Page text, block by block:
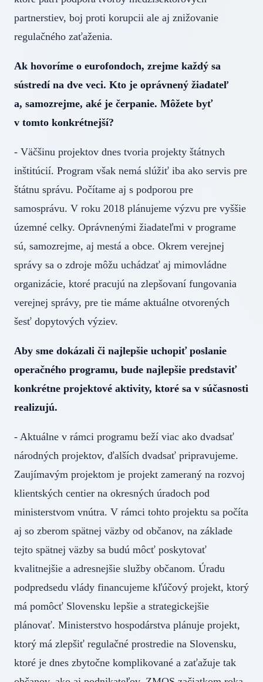
partnerstiev, boj proti korupcii ale aj znižovanie
regulačného zaťaženia.
Ak hovoríme o eurofondoch, zrejme každý sa
sústredí na dve veci. Kto je oprávnený žiadateľ
a, samozrejme, aké je čerpanie. Môžete byť
v tomto konkrétnejší?
- Väčšinu projektov dnes tvoria projekty štátnych
inštitúcií. Program však nemá slúžiť iba ako servis pre
štátnu správu. Počítame aj s podporou pre
samosprávu. V roku 2018 plánujeme výzvu pre vyššie
územné celky. Oprávnenými žiadateľmi v programe
sú, samozrejme, aj mestá a obce. Okrem verejnej
správy sa o zdroje môžu uchádzať aj mimovládne
organizácie, ktoré pracujú na zlepšovaní fungovania
verejnej správy, pre tie máme aktuálne otvorených
šesť dopytových výziev.
Aby sme dokázali či najlepšie uchopiť poslanie
operačného programu, bude najlepšie predstaviť
konkrétne projektové aktivity, ktoré sa v súčasnosti
realizujú.
- Aktuálne v rámci programu beží viac ako dvadsať
národných projektov, ďalších dvadsať pripravujeme.
Zaujímavým projektom je projekt zameraný na rozvoj
klientských centier na okresných úradoch pod
ministerstvom vnútra. V rámci tohto projektu sa počíta
aj so zberom spätnej väzby od občanov, na základe
tejto spätnej väzby sa budú môcť poskytovať
kvalitnejšie a adresnejšie služby občanom. Úradu
podpredsedu vlády financujeme kľúčový projekt, ktorý
má pomôcť Slovensku lepšie a strategickejšie
plánovať. Ministerstvo hospodárstva plánuje projekt,
ktorý má zlepšiť regulačné prostredie na Slovensku,
ktoré je dnes zbytočne komplikované a zaťažuje tak